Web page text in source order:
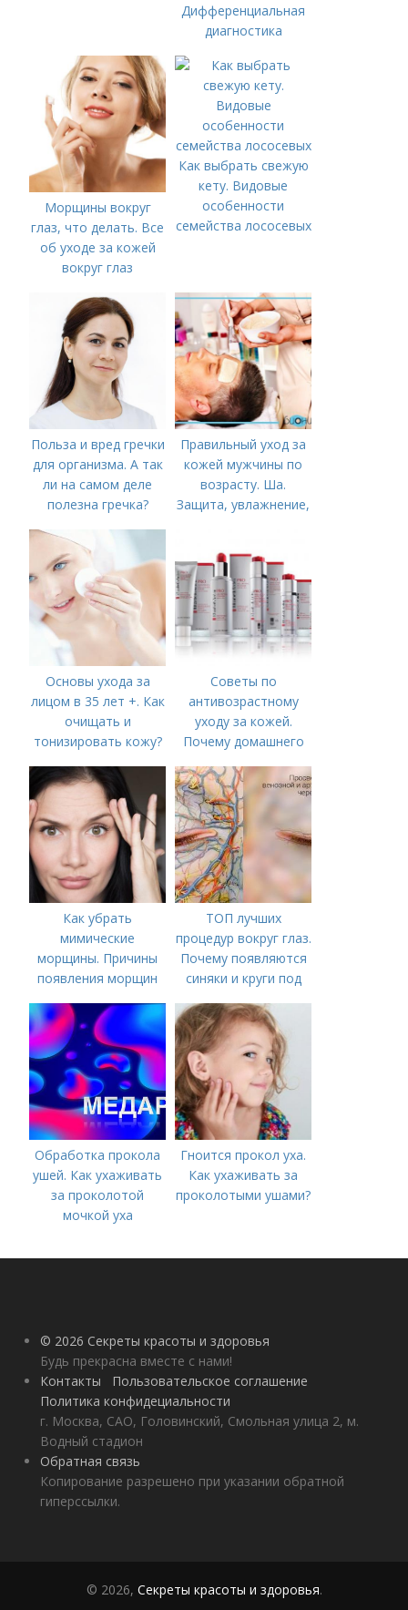
Дифференциальная
диагностика
Морщины вокруг
глаз, что делать. Все
об уходе за кожей
вокруг глаз
Как выбрать свежую
кету. Видовые
особенности
семейства лососевых
Польза и вред гречки
для организма. А так
ли на самом деле
полезна гречка?
Правильный уход за
кожей мужчины по
возрасту. Ша.
Защита, увлажнение,
Основы ухода за
лицом в 35 лет +. Как
очищать и
тонизировать кожу?
Советы по
антивозрастному
уходу за кожей.
Почему домашнего
Как убрать
мимические
морщины. Причины
появления морщин
ТОП лучших
процедур вокруг глаз.
Почему появляются
синяки и круги под
Обработка прокола
ушей. Как ухаживать
за проколотой
мочкой уха
Гноится прокол уха.
Как ухаживать за
проколотыми ушами?
© 2026 Секреты красоты и здоровья
Будь прекрасна вместе с нами!
Контакты
Пользовательское соглашение
Политика конфидециальности
г. Москва, САО, Головинский, Смольная улица 2, м.
Водный стадион
Обратная связь
Копирование разрешено при указании обратной
гиперссылки.
© 2026, Секреты красоты и здоровья.